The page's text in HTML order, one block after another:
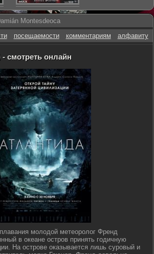
Montesdeoca
посещаемости комментариям алфавиту
- смотреть онлайн
молодой метеоролог Френд
в океане остров принять годичную
На острове оказывается лишь суровый и